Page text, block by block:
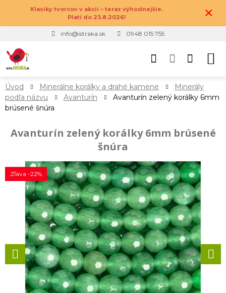
Klasiky tvorcov v akcii – teraz výhodnejšie.
Platí do 23.8.2026!
×
info@istraka.sk 0948 015 755
Úvod Minerálne korálky a drahé kamene
Minerály
podľa názvu
Avanturín
Avanturín zelený korálky 6mm
brúsené šnúra
Avanturín zelený korálky 6mm brúsené
šnúra
Zľava -22%